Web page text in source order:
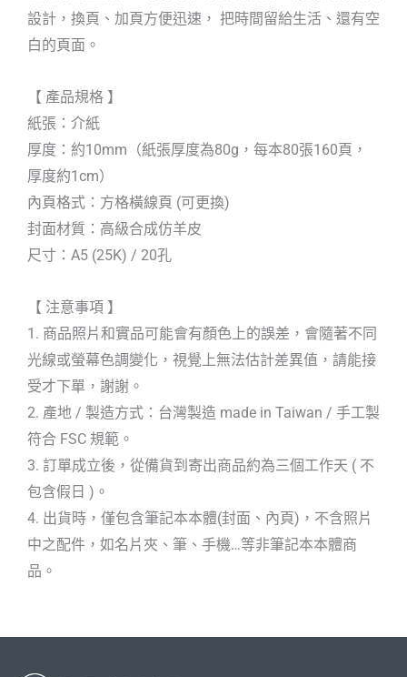
設計，換頁、加頁方便迅速， 把時間留給生活、還有空
白的頁面。
【 產品規格 】
紙張：介紙
厚度：約10mm（紙張厚度為80g，每本80張160頁，
厚度約1cm）
內頁格式：方格橫線頁 (可更換)
封面材質：高級合成仿羊皮
尺寸：A5 (25K) / 20孔
【 注意事項 】
1. 商品照片和實品可能會有顏色上的誤差，會隨著不同
光線或螢幕色調變化，視覺上無法估計差異值，請能接
受才下單，謝謝。
2. 產地 / 製造方式：台灣製造 made in Taiwan / 手工製
符合 FSC 規範。
3. 訂單成立後，從備貨到寄出商品約為三個工作天 ( 不
包含假日 )。
4. 出貨時，僅包含筆記本本體(封面、內頁)，不含照片
中之配件，如名片夾、筆、手機…等非筆記本本體商
品。